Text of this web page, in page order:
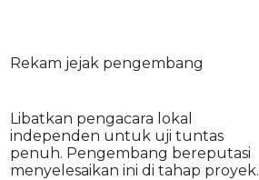
Rekam jejak pengembang
Libatkan pengacara lokal
independen untuk uji tuntas
penuh. Pengembang bereputasi
menyelesaikan ini di tahap proyek.